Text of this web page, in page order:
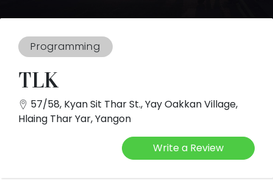
Programming
TLK
57/58, Kyan Sit Thar St., Yay Oakkan Village,
Hlaing Thar Yar, Yangon
Write a Review